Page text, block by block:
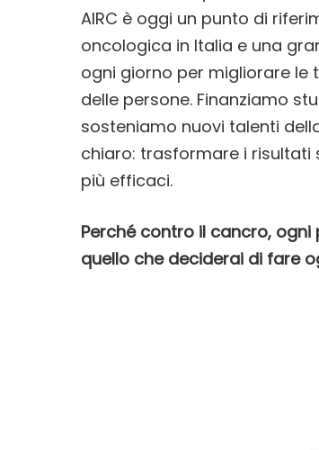
AIRC è oggi un punto di
oncologica in Italia e una
ogni giorno per migliorare le
delle persone. Finanziamo
sosteniamo nuovi talenti
chiaro: trasformare i risultati
più efficaci.
Perché contro il cancro,
quello che deciderai di fare